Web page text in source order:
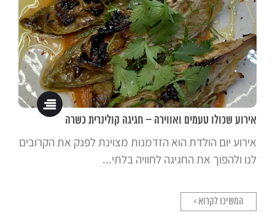
אירוע שכולו טעמים ואווירה – חגיגה קולינרית כשרה
אירוע יום הולדת הוא הזדמנות מצוינת לפנק את הקרובים
לנו ולהפוך את החגיגה לחוויה בלתי...
המשיכו לקרוא >